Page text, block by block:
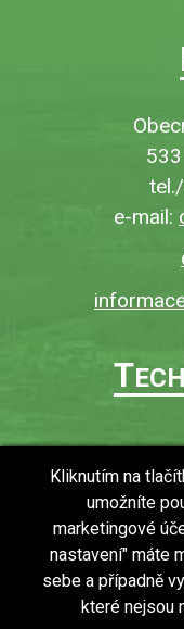
e-mail:
T
Povinně
Ochrana
Kliknutím na
umožníte
marketingové
nastavení" máte
sebe a případně
které nejsou